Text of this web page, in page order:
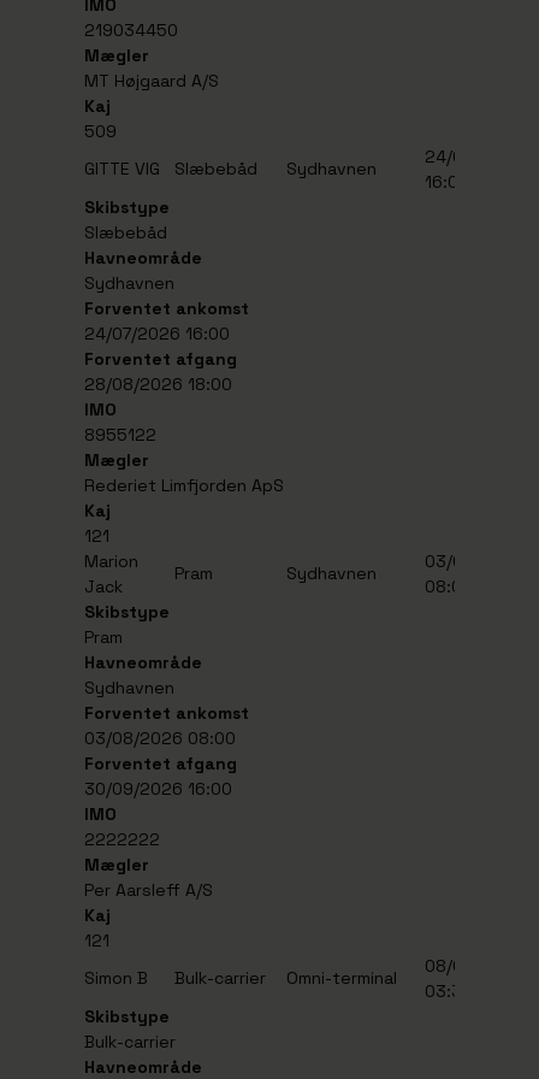
219034450
Mægler
MT Højgaard A/S
Kaj
509
GITTE VIG
Slæbebåd Sydhavnen
24/07/2026
16:00
Skibstype
Slæbebåd
Havneområde
Sydhavnen
Forventet ankomst
24/07/2026 16:00
Forventet afgang
28/08/2026 18:00
IMO
8955122
Mægler
Rederiet Limfjorden ApS
Kaj
121
Marion
Jack
Pram Sydhavnen
03/08/2026
08:00
Skibstype
Pram
Havneområde
Sydhavnen
Forventet ankomst
03/08/2026 08:00
Forventet afgang
30/09/2026 16:00
IMO
2222222
Mægler
Per Aarsleff A/S
Kaj
121
Simon B
Bulk-carrier Omni-terminal
08/08/2026
03:30
Skibstype
Bulk-carrier
Havneområde